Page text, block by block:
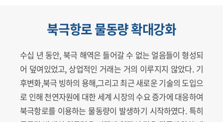
북극항로 물동량 확대강화
수십 년 동안, 북극 해역은 들어갈 수 없는 얼음들이 형성되
어 덮여있었고, 상업적인 거래는 거의 이루지지 않았다. 기
후변화,북극 빙하의 용해,그리고 최근 새로운 기술의 도입으
로 인해 천연자원에 대한 세계 시장의 수요 증가에 대응하여
북극항로를 이용하는 물동량이 발생하기 시작하였다. 특히